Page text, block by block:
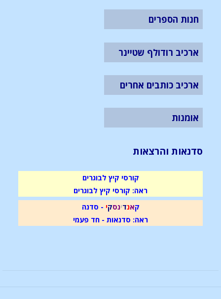
חנות הספרים
ארכיב רודולף שטיינר
ארכיב כותבים אחרים
אומנות
סדנאות והרצאות
קורסי קיץ לבוגרים
ראה: קורסי קיץ לבוגרים
קאנדינסקי - סדנה
ראה: סדנאות - חד פעמי